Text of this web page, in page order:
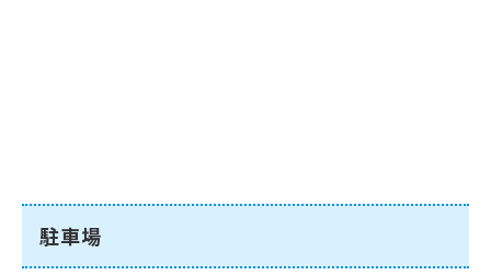
駐車場